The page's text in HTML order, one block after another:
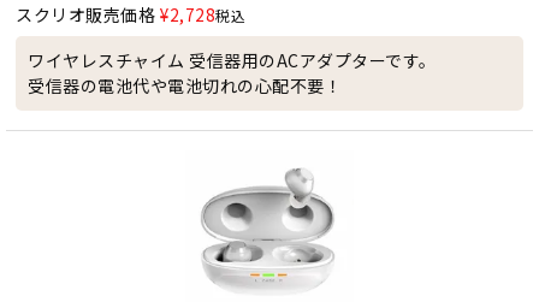
スクリオ販売価格 ¥2,728税込
ワイヤレスチャイム 受信器用のACアダプターです。
受信器の電池代や電池切れの心配不要！